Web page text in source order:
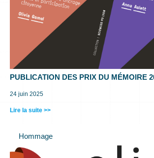
PUBLICATION DES PRIX DU MÉMOIRE
24 juin 2025
Lire la suite >>
Hommage